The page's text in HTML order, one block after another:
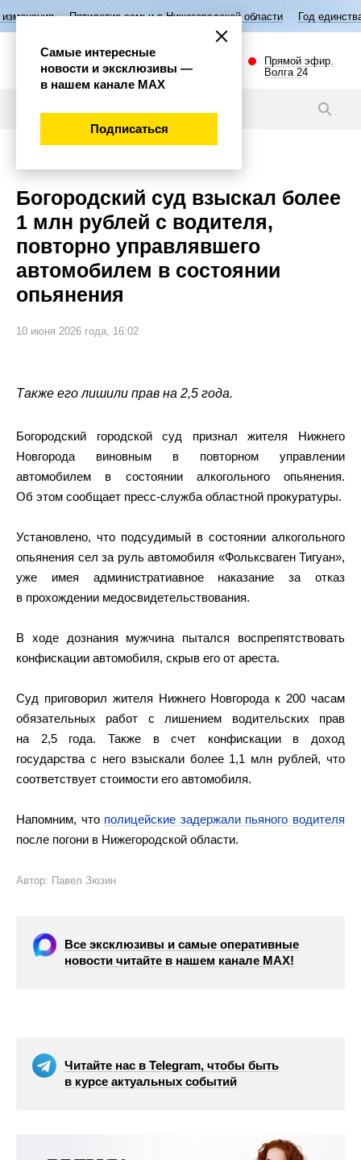
Пятилетие семьи в Нижегородской области Год единства народов
Прямой эфир.
Волга 24
Богородский суд взыскал более
1 млн рублей c водителя,
повторно управлявшего
автомобилем в состоянии
опьянения
10 июня 2026 года, 16:02
Также его лишили прав на 2,5 года.
Богородский городской суд признал жителя Нижнего
Новгорода виновным в повторном управлении
автомобилем в состоянии алкогольного опьянения.
Об этом сообщает пресс-служба областной прокуратуры.
Установлено, что подсудимый в состоянии алкогольного
опьянения сел за руль автомобиля «Фольксваген Тигуан»,
уже имея администратиавное наказание за отказ
в прохождении медосвидетельствования.
В ходе дознания мужчина пытался воспрепятствовать
конфискации автомобиля, скрыв его от ареста.
Суд приговорил жителя Нижнего Новгорода к 200 часам
обязательных работ с лишением водительских прав
на 2,5 года. Также в счет конфискации в доход
государства с него взыскали более 1,1 млн рублей, что
соответствует стоимости его автомобиля.
Напомним, что полицейские задержали пьяного водителя
после погони в Нижегородской области.
Автор: Павел Зюзин
Все эксклюзивы и самые оперативные
новости читайте в нашем канале МАХ!
Читайте нас в Telegram, чтобы быть
в курсе актуальных событий
Самые интересные
новости и эксклюзивы —
в нашем канале МАХ
Подписаться